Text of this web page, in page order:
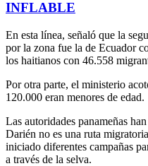
INFLABLE
En esta línea, señaló que la
por la zona fue la de Ecuador
los haitianos con 46.558
Por otra parte, el ministerio
120.000 eran menores de edad.
Las autoridades panameñas
Darién no es una ruta
iniciado diferentes campañas
a través de la selva.